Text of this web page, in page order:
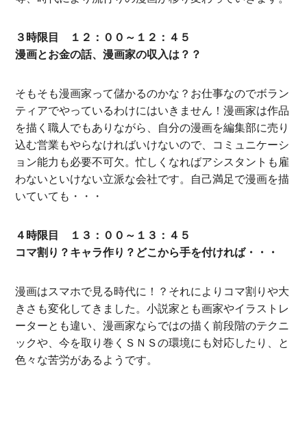
３時限目 １２：００～１２：４５
漫画とお金の話、漫画家の収入は？？
そもそも漫画家って儲かるのかな？お仕事なのでボラン
ティアでやっているわけにはいきません！漫画家は作品
を描く職人でもありながら、自分の漫画を編集部に売り
込む営業もやらなければいけないので、コミュニケーシ
ョン能力も必要不可欠。忙しくなればアシスタントも雇
わないといけない立派な会社です。自己満足で漫画を描
いていても・・・
４時限目 １３：００～１３：４５
コマ割り？キャラ作り？どこから手を付ければ・・・
漫画はスマホで見る時代に！？それによりコマ割りや大
きさも変化してきました。小説家とも画家やイラストレ
ーターとも違い、漫画家ならではの描く前段階のテクニ
ックや、今を取り巻くＳＮＳの環境にも対応したり、と
色々な苦労があるようです。